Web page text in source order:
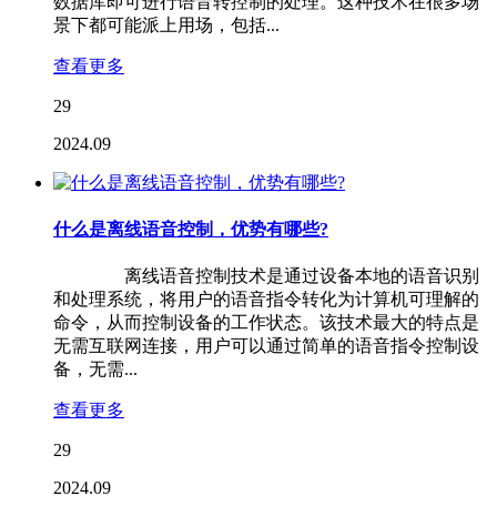
景下都可能派上用场，包括...
查看更多
29
2024.09
什么是离线语音控制，优势有哪些?
离线语音控制技术是通过设备本地的语音识别
和处理系统，将用户的语音指令转化为计算机可理解的
命令，从而控制设备的工作状态。该技术最大的特点是
无需互联网连接，用户可以通过简单的语音指令控制设
备，无需...
查看更多
29
2024.09